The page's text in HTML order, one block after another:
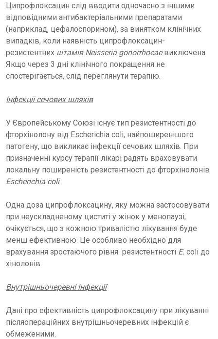
Ципрофлоксацин слід вводити одночасно з іншими
відповідними антибактеріальними препаратами
(наприклад, цефалоспорином), за винятком клінічних
випадків, коли наявність ципрофлоксацин-
резистентних штамів Neisseria gonorrhoeaeвиключена.
Якщо через 3 дні клінічного покращення не
спостерігається, слід переглянути терапію.
Інфекції сечових шляхів
У Європейському Союзі існує тип резистентності до
фторхінолону від Escherichia coli, найпоширенішого
патогену, що викликає інфекції сечових шляхів. При
призначенні курсу терапії лікарі радять враховувати
локальну поширеність резистентності до фторхінолонів
Escherichia coli.
Одна доза ципрофлоксацину, яку можна застосовувати
при неускладненому циститі у жінок у менопаузі,
очікується, що з кожною тривалістю лікування буде
менш ефективною. Це особливо необхідно для
врахування зростаючого рівня резистентності E. coli до
хінолонів.
Внутрішньочеревні інфекції
Дані про ефективність ципрофлоксацину при лікуванні
післяопераційних внутрішньочеревних інфекцій є
обмеженими.